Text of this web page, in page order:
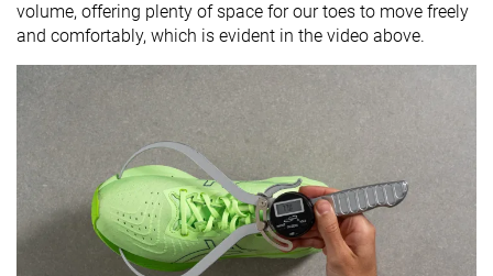
volume, offering plenty of space for our toes to move freely
and comfortably, which is evident in the video above.